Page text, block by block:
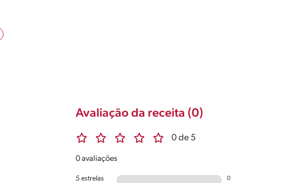
Avaliação da receita (0)
0 de 5
0 avaliações
5 estrelas 0